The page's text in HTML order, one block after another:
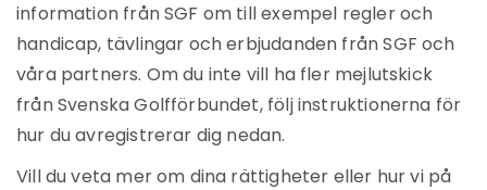
information från SGF om till exempel regler och
handicap, tävlingar och erbjudanden från SGF och
våra partners. Om du inte vill ha fler mejlutskick
från Svenska Golfförbundet, följ instruktionerna för
hur du avregistrerar dig nedan.
Vill du veta mer om dina rättigheter eller hur vi på